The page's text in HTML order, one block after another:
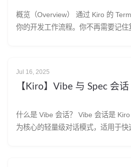
概览（Overview） 通过 Kiro 的
你的开发工作流程。你不再需要记住
Jul 16, 2025
【Kiro】Vibe 与 Spec 会话
什么是 Vibe 会话？ Vibe 会话是
为核心的轻量级对话模式，适用于快